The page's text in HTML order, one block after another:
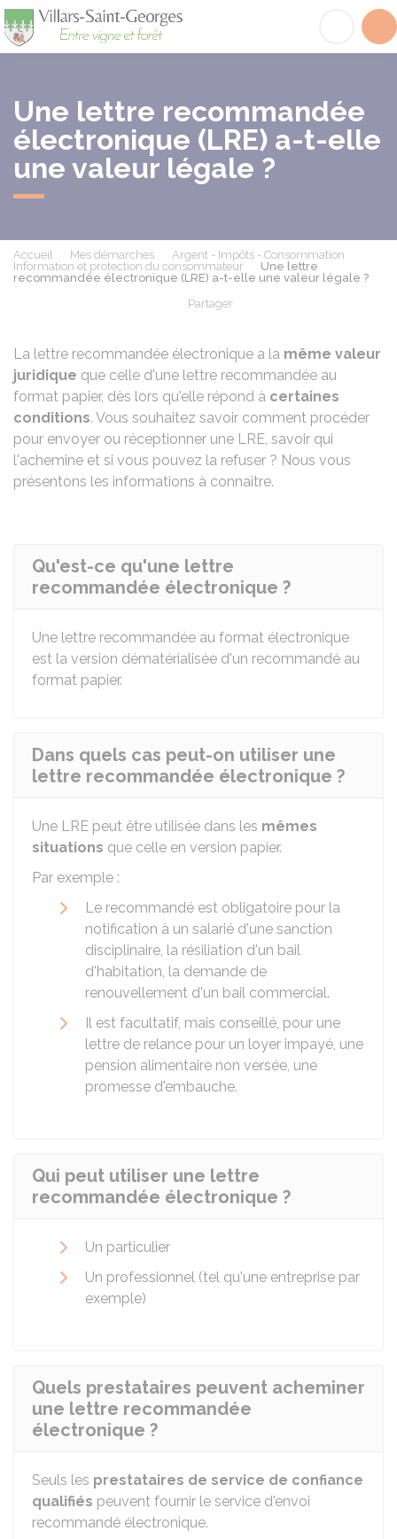
Une lettre recommandée
électronique (LRE) a-t-elle
une valeur légale ?
Accueil Mes démarches
Argent - Impôts - Consommation
Information et protection du consommateur
Une lettre
recommandée électronique (LRE) a-t-elle une valeur légale ?
Partager
La lettre recommandée électronique a la même valeur
juridique que celle d'une lettre recommandée au
format papier, dès lors qu'elle répond à certaines
conditions. Vous souhaitez savoir comment procéder
pour envoyer ou réceptionner une LRE, savoir qui
l'achemine et si vous pouvez la refuser ? Nous vous
présentons les informations à connaître.
Qu'est-ce qu'une lettre
recommandée électronique ?
Une lettre recommandée au format électronique
est la version dématérialisée d'un recommandé au
format papier.
Dans quels cas peut-on utiliser une
lettre recommandée électronique ?
Une LRE peut être utilisée dans les mêmes
situations que celle en version papier.
Par exemple :
Le recommandé est obligatoire pour la
notification à un salarié d'une sanction
disciplinaire, la résiliation d'un bail
d'habitation, la demande de
renouvellement d'un bail commercial.
Il est facultatif, mais conseillé, pour une
lettre de relance pour un loyer impayé, une
pension alimentaire non versée, une
promesse d'embauche.
Qui peut utiliser une lettre
recommandée électronique ?
Un particulier
Un professionnel (tel qu'une entreprise par
exemple)
Quels prestataires peuvent acheminer
une lettre recommandée
électronique ?
Seuls les prestataires de service de confiance
qualifiés peuvent fournir le service d'envoi
recommandé électronique.